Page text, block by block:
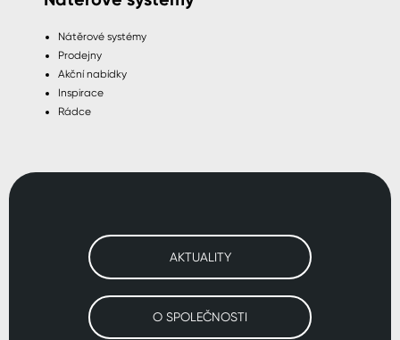
Nátěrové systémy
Prodejny
Akční nabídky
Inspirace
Rádce
AKTUALITY
O SPOLEČNOSTI